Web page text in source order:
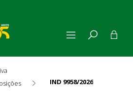
IND 9958/2026